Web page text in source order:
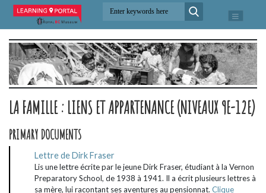
LA FAMILLE : LIENS ET APPARTENANCE (NIVEAUX 9E-12E)
PRIMARY DOCUMENTS
Lettre de Dirk Fraser
Lis une lettre écrite par le jeune Dirk Fraser, étudiant à la Vernon
Preparatory School, de 1938 à 1941. Il a écrit plusieurs lettres à
sa mère, lui racontant ses aventures au pensionnat. Clique